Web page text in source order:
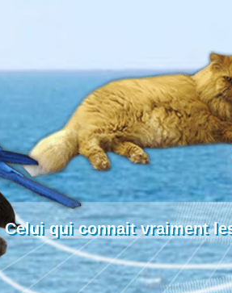
Celui qui connait vraiment